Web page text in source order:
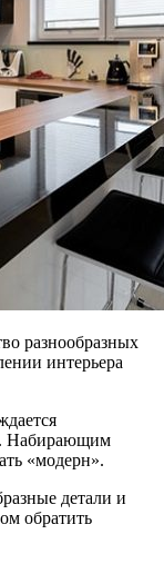
разнообразных
интерьера
Набирающим
«модерн».
детали и
обратить